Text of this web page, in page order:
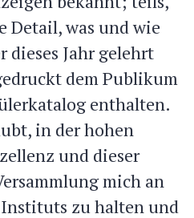
Detail, was und wie
dieses Jahr gelehrt
dem Publikum
enthalten.
in der hohen
und dieser
mich an
zu halten und